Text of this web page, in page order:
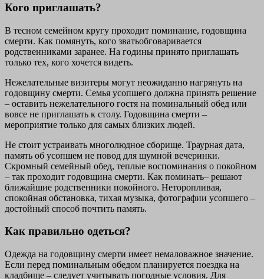
Кого приглашать?
В тесном семейном кругу проходит поминание, годовщина
смерти. Как помянуть, кого зватьобговаривается
родственниками заранее. На годины принято приглашать
только тех, кого хочется видеть.
Нежелательные визитеры могут неожиданно нагрянуть на
годовщину смерти. Семья усопшего должна принять решение
– оставить нежелательного гостя на поминальный обед или
вовсе не приглашать к столу. Годовщина смерти –
мероприятие только для самых близких людей.
Не стоит устраивать многолюдное сборище. Траурная дата,
память об усопшем не повод для шумной вечеринки.
Скромный семейный обед, теплые воспоминания о покойном
– так проходит годовщина смерти. Как поминать– решают
ближайшие родственники покойного. Неторопливая,
спокойная обстановка, тихая музыка, фотографии усопшего –
достойный способ почтить память.
Как правильно одеться?
Одежда на годовщину смерти имеет немаловажное значение.
Если перед поминальным обедом планируется поездка на
кладбище – следует учитывать погодные условия. Для